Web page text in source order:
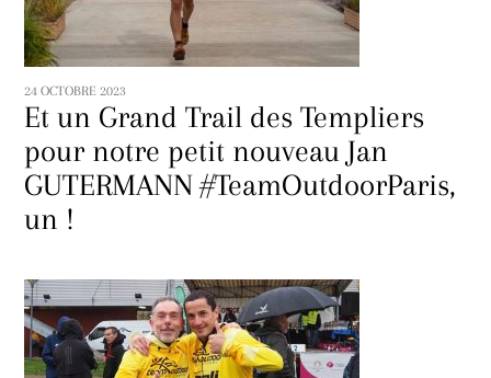
24 OCTOBRE 2023
Et un Grand Trail des Templiers
pour notre petit nouveau Jan
GUTERMANN #TeamOutdoorParis,
un !